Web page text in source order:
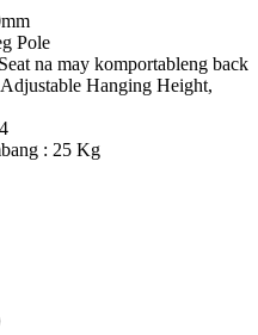
Pole
na may komportableng back
Hanging Height,
: 25 Kg